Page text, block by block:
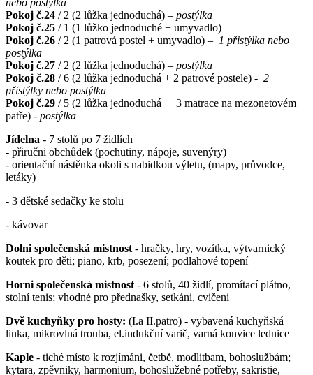
Pokoj č.24 / 2 (2 lůžka jednoduchá) – postýlka
Pokoj č.25 / 1 (1 lůžko jednoduché + umyvadlo)
Pokoj č.26 / 2 (1 patrová postel + umyvadlo) – 1 přistýlka nebo
postýlka
Pokoj č.27 / 2 (2 lůžka jednoduchá) – postýlka
Pokoj č.28 / 6 (2 lůžka jednoduchá + 2 patrové postele) - 2
přistýlky nebo postýlka
Pokoj č.29 / 5 (2 lůžka jednoduchá + 3 matrace na mezonetovém
patře) - postýlka
Jídelna - 7 stolů po 7 židlích
- přiručni obchůdek (pochutiny, nápoje, suvenýry)
- orientační nástěnka okoli s nabidkou výletu, (mapy, průvodce,
letáky)
- 3 dětské sedačky ke stolu
- kávovar
Dolni společenská mistnost - hračky, hry, vozítka, výtvarnický
koutek pro děti; piano, krb, posezení; podlahové topení
Horni společenská mistnost - 6 stolů, 40 židlí, promítací plátno,
stolní tenis; vhodné pro přednašky, setkáni, cvičeni
Dvě kuchyňky pro hosty: (I.a II.patro) - vybavená kuchyňská
linka, mikrovlná trouba, el.indukční varič, varná konvice lednice
Kaple - tiché místo k rozjímáni, četbě, modlitbam, bohoslužbám;
kytara, zpěvniky, harmonium, bohoslužebné potřeby, sakristie,